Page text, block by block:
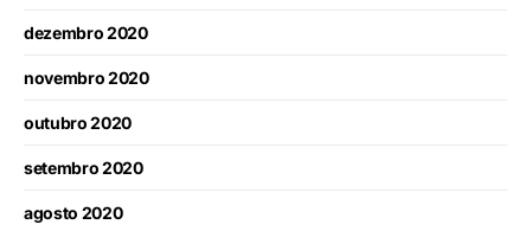
dezembro 2020
novembro 2020
outubro 2020
setembro 2020
agosto 2020